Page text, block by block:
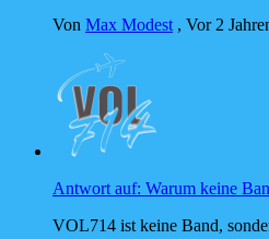
Von Max Modest , Vor 2
Antwort auf: Warum keine
VOL714 ist keine Band,